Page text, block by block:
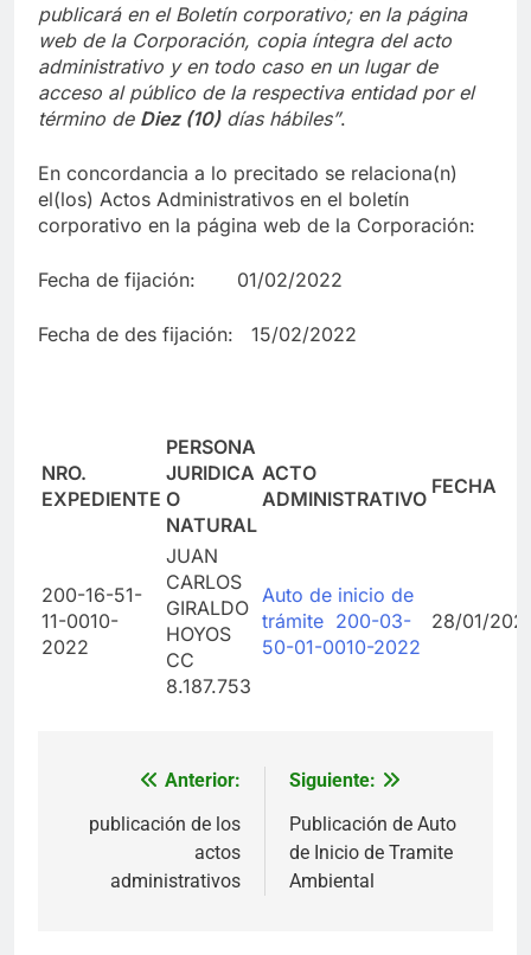
publicará en el Boletín corporativo; en la página
web de la Corporación, copia íntegra del acto
administrativo y en todo caso en un lugar de
acceso al público de la respectiva entidad por el
término de Diez (10)días hábiles”.
En concordancia a lo precitado se relaciona(n)
el(los) Actos Administrativos en el boletín
corporativo en la página web de la Corporación:
Fecha de fijación: 01/02/2022
Fecha de des fijación: 15/02/2022
NRO.
EXPEDIENTE
PERSONA
JURIDICA
O
NATURAL
ACTO
ADMINISTRATIVO
FECHA
200-16-51-
11-0010-
2022
JUAN
CARLOS
GIRALDO
HOYOS
CC
8.187.753
Auto de inicio de
trámite 200-03-
50-01-0010-2022
28/01/
Navegación
de
entradas
Anterior:
publicación de los
actos
administrativos
Siguiente:
Publicación de Auto
de Inicio de Tramite
Ambiental